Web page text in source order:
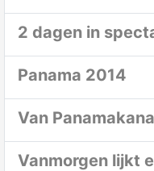
2 dagen in
Panama 2014
Van
Vanmorgen lijkt